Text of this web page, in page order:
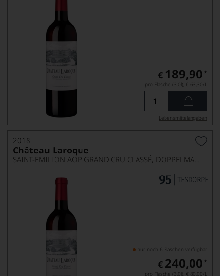
€ 189,90 *
pro Flasche (3.0l), € 63,30/L
Lebensmittel­angaben
2018
Château Laroque
SAINT-EMILION AOP GRAND CRU CLASSÉ, DOPPELMAGNUM
nur noch 6 Flaschen verfügbar
€ 240,00 *
pro Flasche (3.0l), € 80,00/L